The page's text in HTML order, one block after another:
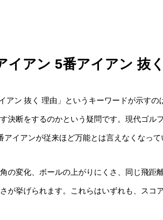
イアン 5番アイアン 抜
アン 抜く 理由」というキーワードが示す
決断をするのかという疑問です。現代ゴル
イアンが従来ほど万能とは言えなくなって
の変化、ボールの上がりにくさ、同じ飛距
が挙げられます。これらはいずれも、スコ